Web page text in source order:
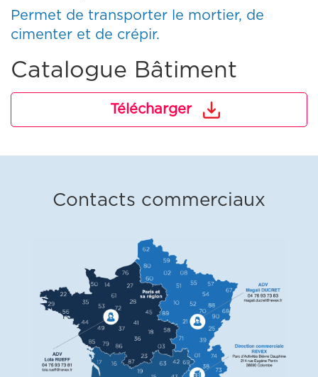
Permet de transporter le mortier, de
cimenter et de crépir.
Catalogue Bâtiment
Télécharger
Contacts commerciaux